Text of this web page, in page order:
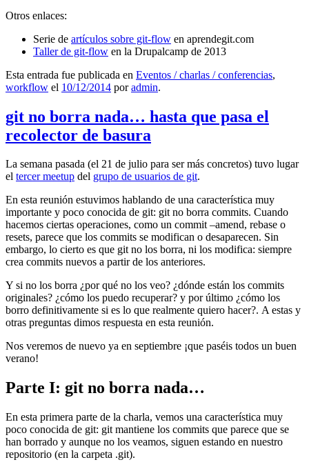
Otros enlaces:
Serie de artículos sobre git-flow en aprendegit.com
Taller de git-flow en la Drupalcamp de 2013
Esta entrada fue publicada en Eventos / charlas / conferencias,
workflow el 10/12/2014 poradmin.
git no borra nada… hasta que pasa el
recolector de basura
La semana pasada (el 21 de julio para ser más concretos) tuvo lugar
el tercer meetup del grupo de usuarios de git.
En esta reunión estuvimos hablando de una característica muy
importante y poco conocida de git: git no borra commits. Cuando
hacemos ciertas operaciones, como un commit –amend, rebase o
resets, parece que los commits se modifican o desaparecen. Sin
embargo, lo cierto es que git no los borra, ni los modifica: siempre
crea commits nuevos a partir de los anteriores.
Y si no los borra ¿por qué no los veo? ¿dónde están los commits
originales? ¿cómo los puedo recuperar? y por último ¿cómo los
borro definitivamente si es lo que realmente quiero hacer?. A estas y
otras preguntas dimos respuesta en esta reunión.
Nos veremos de nuevo ya en septiembre ¡que paséis todos un buen
verano!
Parte I: git no borra nada…
En esta primera parte de la charla, vemos una característica muy
poco conocida de git: git mantiene los commits que parece que se
han borrado y aunque no los veamos, siguen estando en nuestro
repositorio (en la carpeta .git).